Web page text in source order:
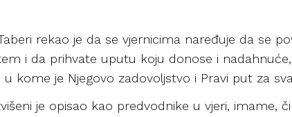
rekao je da se vjernicima naređuje da se
i da prihvate uputu koju donose i
kome je Njegovo zadovoljstvo i Pravi put za
je opisao kao predvodnike u vjeri, imame,